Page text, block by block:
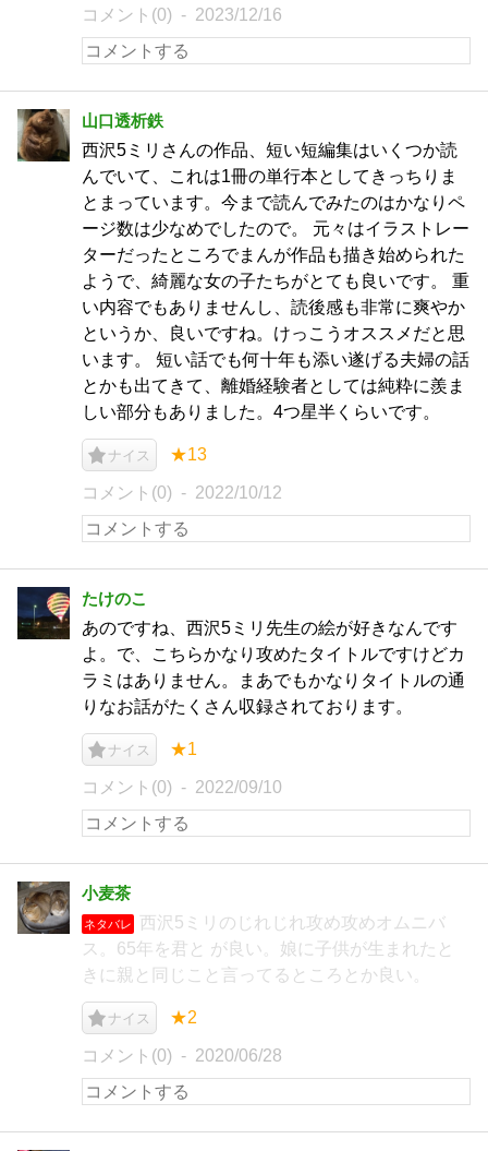
コメント(0) 2023/12/16
山口透析鉄
西沢5ミリさんの作品、短い短編集はいくつか読
んでいて、これは1冊の単行本としてきっちりま
とまっています。今まで読んでみたのはかなりペ
ージ数は少なめでしたので。 元々はイラストレー
ターだったところでまんが作品も描き始められた
ようで、綺麗な女の子たちがとても良いです。 重
い内容でもありませんし、読後感も非常に爽やか
というか、良いですね。けっこうオススメだと思
います。 短い話でも何十年も添い遂げる夫婦の話
とかも出てきて、離婚経験者としては純粋に羨ま
しい部分もありました。4つ星半くらいです。
ナイス ★13
コメント(0) 2022/10/12
たけのこ
あのですね、西沢5ミリ先生の絵が好きなんです
よ。で、こちらかなり攻めたタイトルですけどカ
ラミはありません。まあでもかなりタイトルの通
りなお話がたくさん収録されております。
ナイス ★1
コメント(0) 2022/09/10
小麦茶
ネタバレ
西沢5ミリのじれじれ攻め攻めオムニバ
ス。65年を君と が良い。娘に子供が生まれたと
きに親と同じこと言ってるところとか良い。
ナイス ★2
コメント(0) 2020/06/28